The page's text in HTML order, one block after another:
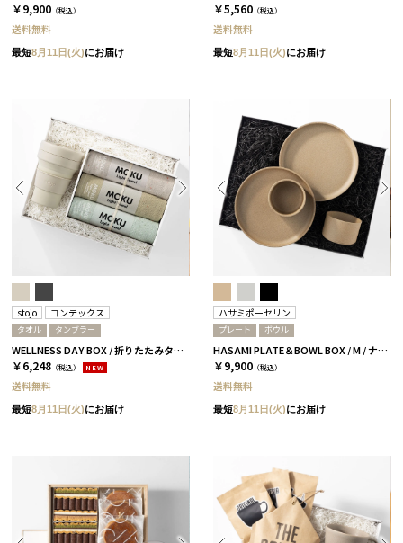
￥9,900 （税込）
送料無料
最短8月11日(火)にお届け
￥5,560 （税込）
送料無料
最短8月11日(火)にお届け
stojo コンテックス
タオル タンブラー
WELLNESS DAY BOX / 折りたたみタンブラー+タオル / ペール
￥6,248 （税込） NEW
送料無料
最短8月11日(火)にお届け
ハサミポーセリン
プレート ボウル
HASAMI PLATE＆BOWL BOX / M / ナチュラル［ハサミポーセリン］
￥9,900 （税込）
送料無料
最短8月11日(火)にお届け